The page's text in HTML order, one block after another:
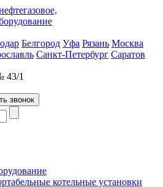
Белгород Уфа Рязань Москва
Санкт-Петербург Саратов
43/1
звонок
котельные установки